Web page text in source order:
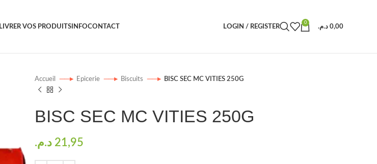
LIVRER VOS PRODUITS INFOCONTACT LOGIN / REGISTER
0
0,00 د.م.
Accueil Epicerie Biscuits BISC SEC MC VITIES 250G
BISC SEC MC VITIES 250G
21,95 د.م.